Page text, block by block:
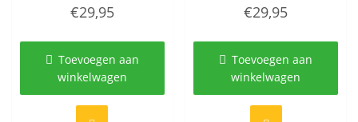
0
uit
€29,95
Toevoegen aan
winkelwagen
0
uit
€29,95
Toevoegen aan
winkelwagen